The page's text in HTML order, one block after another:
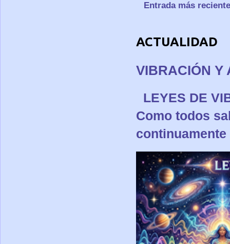
Entrada más reciente
ACTUALIDAD
VIBRACIÓN Y
LEYES
Como todos